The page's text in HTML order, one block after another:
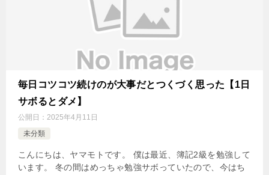
毎日コツコツ続けのが大事だとつくづく思った【1日
サボるとダメ】
公開日： 2025年4月11日
未分類
こんにちは、ヤマモトです。 僕は最近、簿記2級を勉強して
います。 冬の間はめっちゃ勉強サボっていたので、今はち